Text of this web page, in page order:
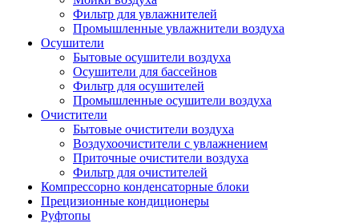
Фильтр для увлажнителей
Промышленные увлажнители воздуха
Осушители
Бытовые осушители воздуха
Осушители для бассейнов
Фильтр для осушителей
Промышленные осушители воздуха
Очистители
Бытовые очистители воздуха
Воздухоочистители с увлажнением
Приточные очистители воздуха
Фильтр для очистителей
Компрессорно конденсаторные блоки
Прецизионные кондиционеры
Руфтопы